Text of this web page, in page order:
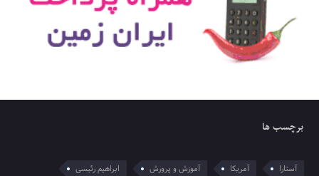
برچسب ها
آستارا آمریکا آموزش و پرورش
ابراهیم رئیسی